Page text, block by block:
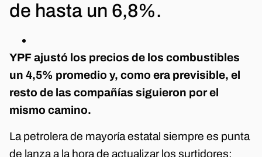
de hasta un 6,8%.
YPF ajustó los precios de los combustibles
un 4,5% promedio y, como era previsible, el
resto de las compañías siguieron por el
mismo camino.
La petrolera de mayoría estatal siempre es punta
de lanza a la hora de actualizar los surtidores: